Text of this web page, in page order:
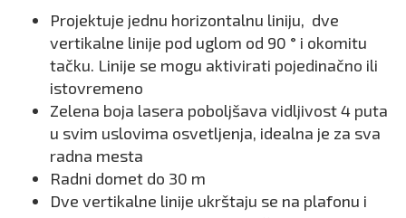
Projektuje jednu horizontalnu liniju, dve
vertikalne linije pod uglom od 90 ° i okomitu
tačku. Linije se mogu aktivirati pojedinačno ili
istovremeno
Zelena boja lasera poboljšava vidljivost 4 puta
u svim uslovima osvetljenja, idealna je za sva
radna mesta
Radni domet do 30 m
Dve vertikalne linije ukrštaju se na plafonu i